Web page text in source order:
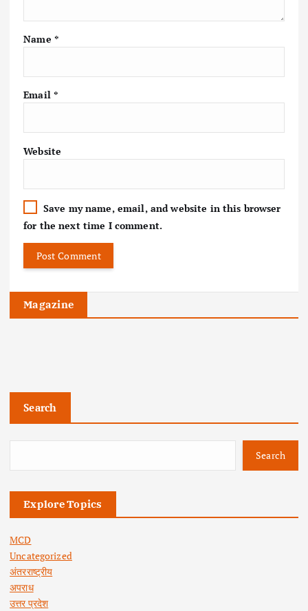
Name *
Email *
Website
Save my name, email, and website in this browser
for the next time I comment.
Magazine
Search
Search
Explore Topics
MCD
Uncategorized
अंतरराष्ट्रीय
अपराध
उत्तर प्रदेश